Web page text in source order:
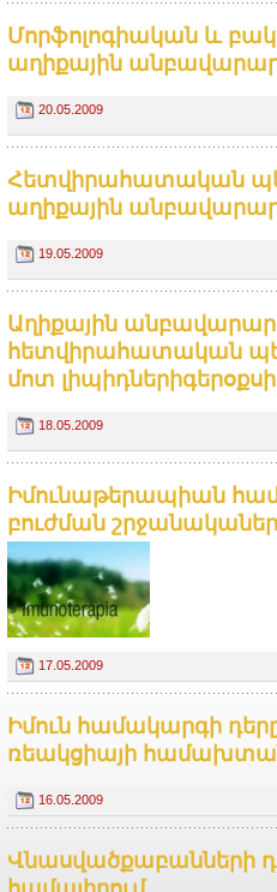
Մորֆոլոգիական և
աղիքային
20.05.2009
Հետվիրահատական
աղիքային
19.05.2009
Աղիքային
հետվիրահատական
մոտ
18.05.2009
Իմունաթերապիան
բուժման
17.05.2009
Իմուն համակարգի
ռեակցիայի
16.05.2009
Վնասվածքաբանների